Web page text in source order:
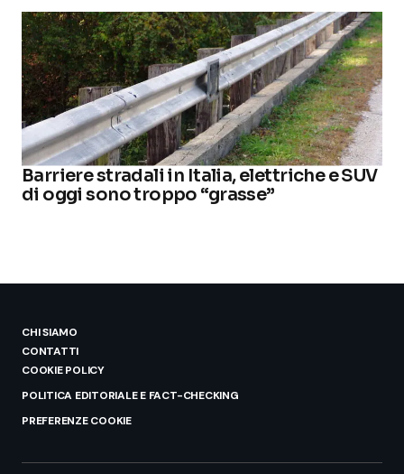
Barriere stradali in Italia, elettriche e SUV
di oggi sono troppo “grasse”
CHI SIAMO
CONTATTI
COOKIE POLICY
POLITICA EDITORIALE E FACT-CHECKING
PREFERENZE COOKIE